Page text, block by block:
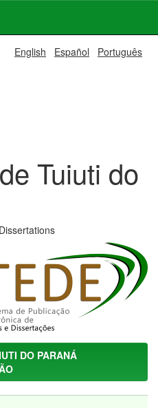
English Español Português
Tuiuti do
DO PARANÁ